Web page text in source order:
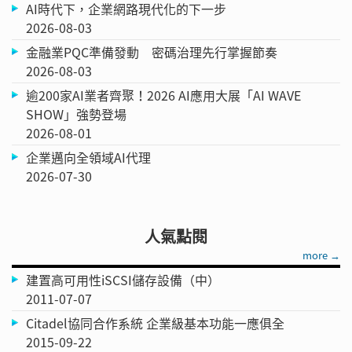
AI時代下，企業網路現代化的下一步
2026-08-03
金融業PQC準備發動 密碼治理先行掌握節奏
2026-08-03
逾200家AI業者齊聚！2026 AI應用大展「AI WAVE
SHOW」強勢登場
2026-08-01
企業邁向全領域AI代理
2026-07-30
人氣點閱
more →
建置高可用性iSCSI儲存設備（中）
2011-07-07
Citadel協同合作系統 企業級基本功能一應俱全
2015-09-22